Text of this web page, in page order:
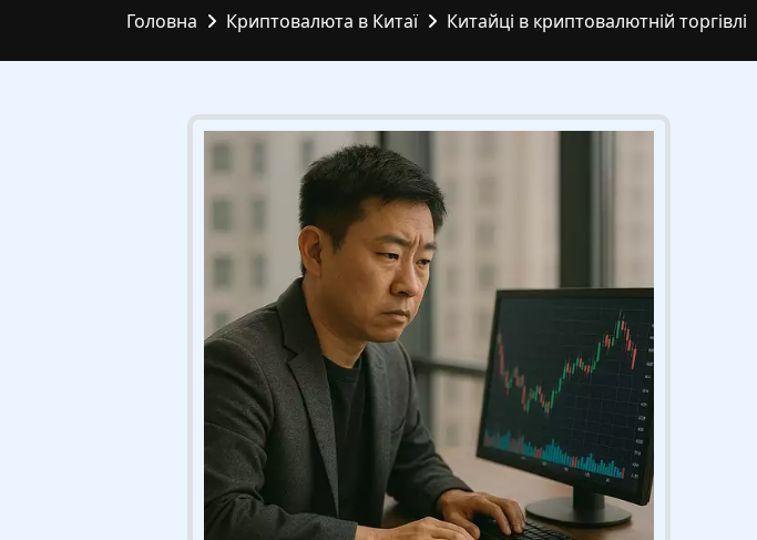
Головна Криптовалюта в Китаї Китайці в криптовалютній торгівлі